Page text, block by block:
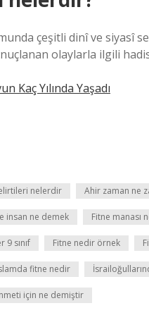
çeşitli dinî ve siyasî
olaylarla ilgili
Kaç Yılında Yaşadı
nelerdir Ahir zaman ne
insan ne demek Fitne manası
sınıf Fitne nedir örnek
fitne nedir
için ne demiştir